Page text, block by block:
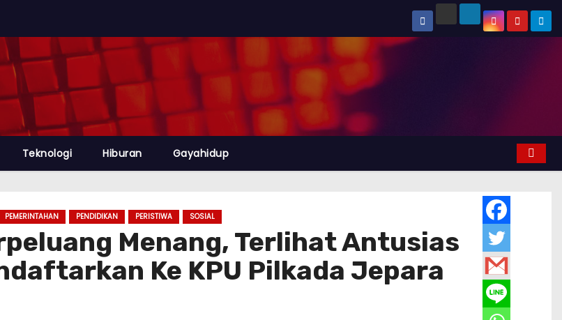
Teknologi Hiburan Gayahidup
PEMERINTAHAN PENDIDIKAN PERISTIWA SOSIAL
Menang, Terlihat Antusias
Ke KPU Pilkada Jepara